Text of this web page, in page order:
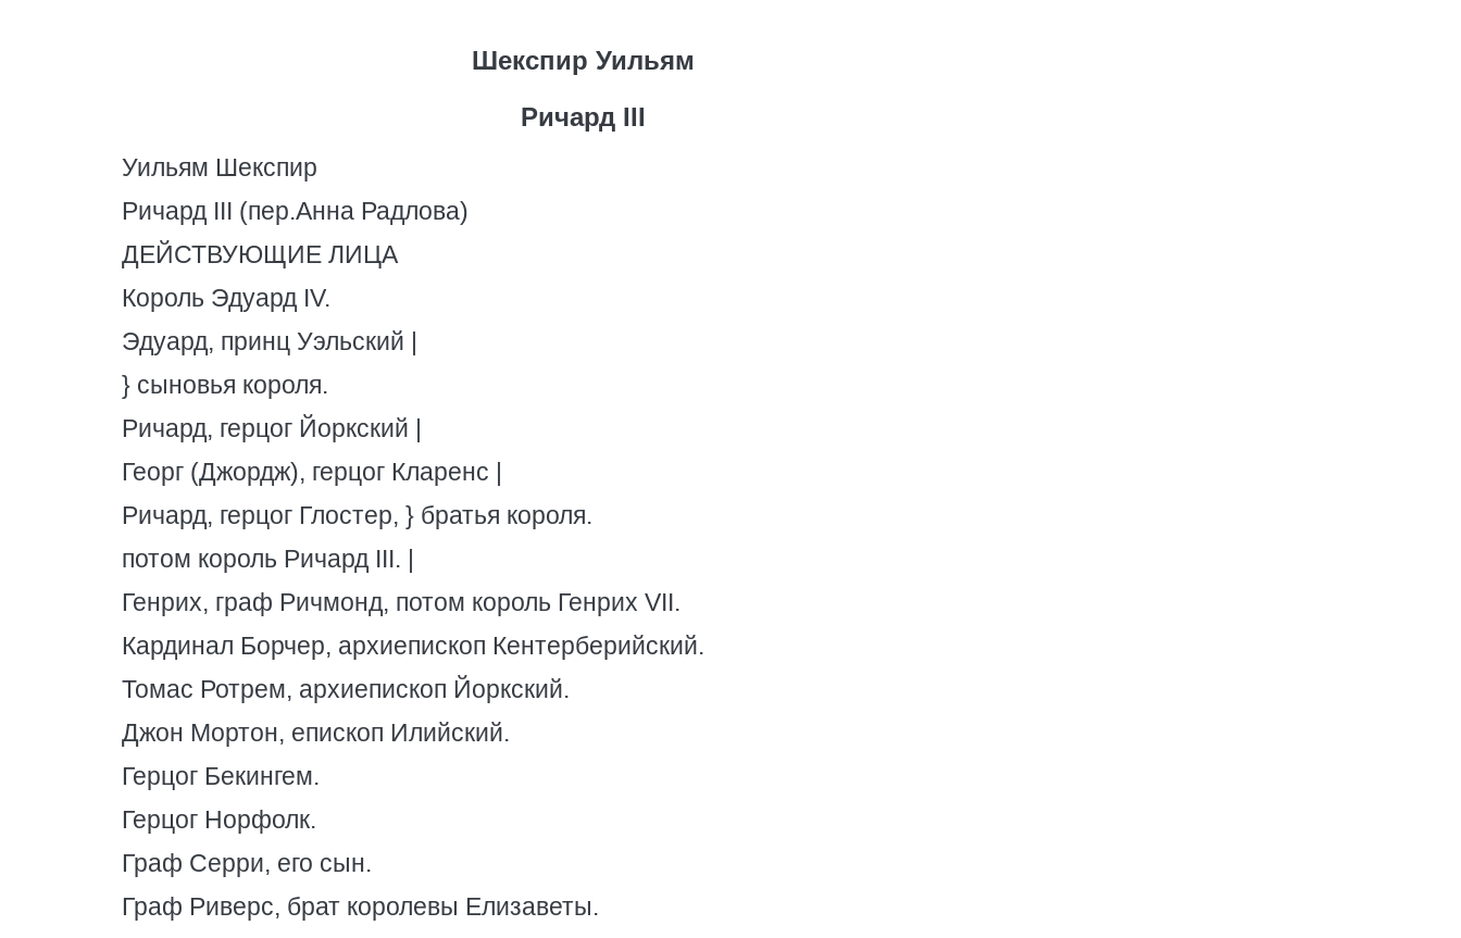
Шекспир Уильям
Ричард III
Уильям Шекспир
Ричард III (пер.Анна Радлова)
ДЕЙСТВУЮЩИЕ ЛИЦА
Король Эдуард IV.
Эдуард, принц Уэльский |
} сыновья короля.
Ричард, герцог Йоркский |
Георг (Джордж), герцог Кларенс |
Ричард, герцог Глостер, } братья короля.
потом король Ричард III. |
Генрих, граф Ричмонд, потом король Генрих VII.
Кардинал Борчер, архиепископ Кентерберийский.
Томас Ротрем, архиепископ Йоркский.
Джон Мортон, епископ Илийский.
Герцог Бекингем.
Герцог Норфолк.
Граф Серри, его сын.
Граф Риверс, брат королевы Елизаветы.